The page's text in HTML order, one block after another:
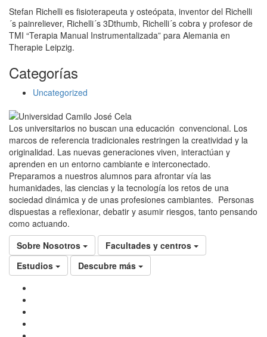
Stefan Richelli es fisioterapeuta y osteópata, inventor del Richelli
´s painreliever, Richelli´s 3Dthumb, Richelli´s cobra y profesor de
TMI “Terapia Manual Instrumentalizada” para Alemania en
Therapie Leipzig.
Categorías
Uncategorized
Los universitarios no buscan una educación convencional. Los
marcos de referencia tradicionales restringen la creatividad y la
originalidad. Las nuevas generaciones viven, interactúan y
aprenden en un entorno cambiante e interconectado.
Preparamos a nuestros alumnos para afrontar vía las
humanidades, las ciencias y la tecnología los retos de una
sociedad dinámica y de unas profesiones cambiantes. Personas
dispuestas a reflexionar, debatir y asumir riesgos, tanto pensando
como actuando.
Sobre Nosotros
Facultades y centros
Estudios
Descubre más